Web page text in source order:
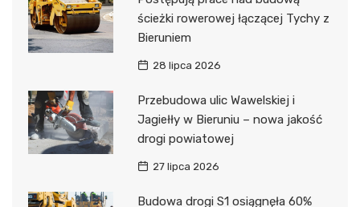
ścieżki rowerowej łączącej Tychy z
Bieruniem
28 lipca 2026
Przebudowa ulic Wawelskiej i
Jagiełły w Bieruniu – nowa jakość
drogi powiatowej
27 lipca 2026
Budowa drogi S1 osiągnęła 60%